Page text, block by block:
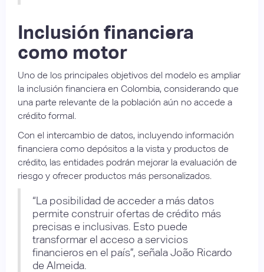
Inclusión financiera
como motor
Uno de los principales objetivos del modelo es ampliar
la inclusión financiera en Colombia, considerando que
una parte relevante de la población aún no accede a
crédito formal.
Con el intercambio de datos, incluyendo información
financiera como depósitos a la vista y productos de
crédito, las entidades podrán mejorar la evaluación de
riesgo y ofrecer productos más personalizados.
“La posibilidad de acceder a más datos
permite construir ofertas de crédito más
precisas e inclusivas. Esto puede
transformar el acceso a servicios
financieros en el país”, señala João Ricardo
de Almeida.